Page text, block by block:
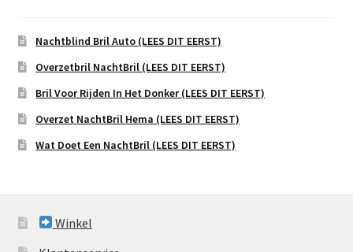
Nachtblind Bril Auto (LEES DIT EERST)
Overzetbril NachtBril (LEES DIT EERST)
Bril Voor Rijden In Het Donker (LEES DIT EERST)
Overzet NachtBril Hema (LEES DIT EERST)
Wat Doet Een NachtBril (LEES DIT EERST)
Winkel